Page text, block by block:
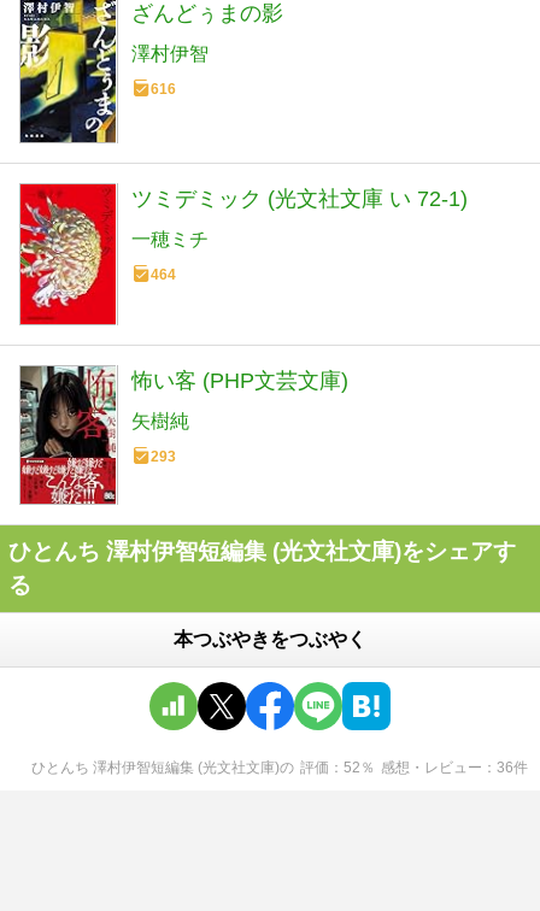
ざんどぅまの影
澤村伊智
616
ツミデミック (光文社文庫 い 72-1)
一穂ミチ
464
怖い客 (PHP文芸文庫)
矢樹純
293
ひとんち 澤村伊智短編集 (光文社文庫)をシェアす
る
本つぶやきをつぶやく
ひとんち 澤村伊智短編集 (光文社文庫)の 評価 52 ％ 感想・レビュー 36件